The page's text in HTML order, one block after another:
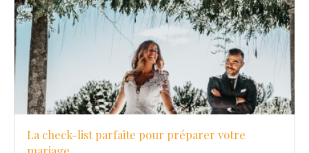
La check-list parfaite pour préparer votre